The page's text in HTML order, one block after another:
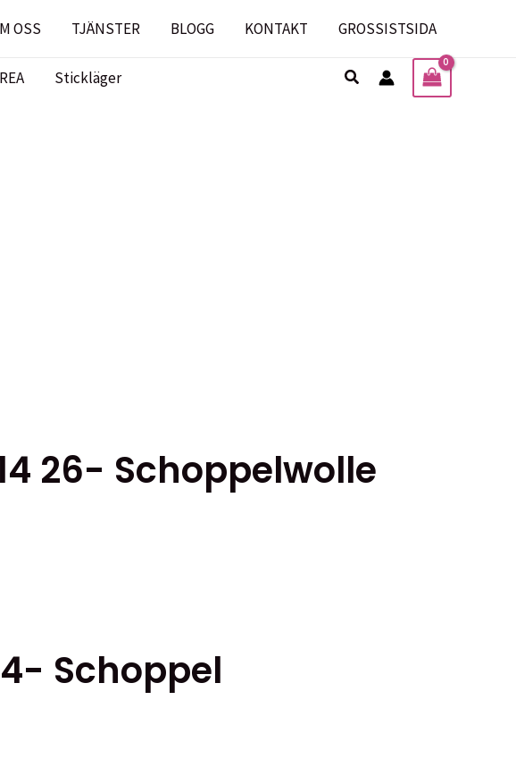
OSS TJÄNSTER BLOGG KONTAKT GROSSISTSIDA
REA Stickläger Sök
26- Schoppelwolle
Schoppel